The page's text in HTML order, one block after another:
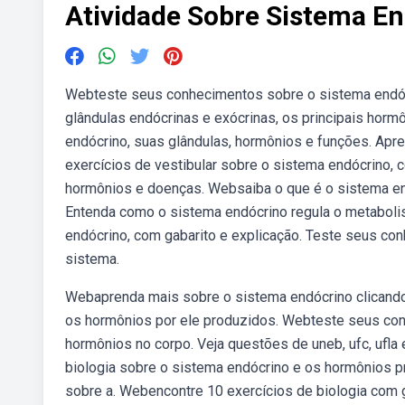
Atividade Sobre Sistema
Webteste seus conhecimentos sobre o sistema
glândulas endócrinas e exócrinas, os principais
endócrino, suas glândulas, hormônios e funções.
exercícios de vestibular sobre o sistema endócrino,
hormônios e doenças. Websaiba o que é o sistema
Entenda como o sistema endócrino regula o
endócrino, com gabarito e explicação. Teste seus
sistema.
Webaprenda mais sobre o sistema endócrino
os hormônios por ele produzidos. Webteste seus
hormônios no corpo. Veja questões de uneb, ufc,
biologia sobre o sistema endócrino e os hormônios
sobre a. Webencontre 10 exercícios de biologia